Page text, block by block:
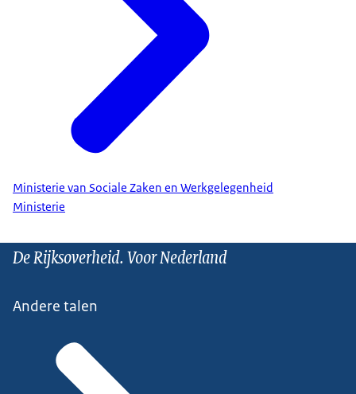
Ministerie van Sociale Zaken en Werkgelegenheid
Ministerie
De Rijksoverheid. Voor Nederland
Andere talen